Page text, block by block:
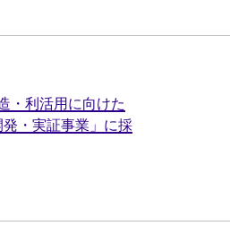
・利活用に向けた
・実証事業」に採